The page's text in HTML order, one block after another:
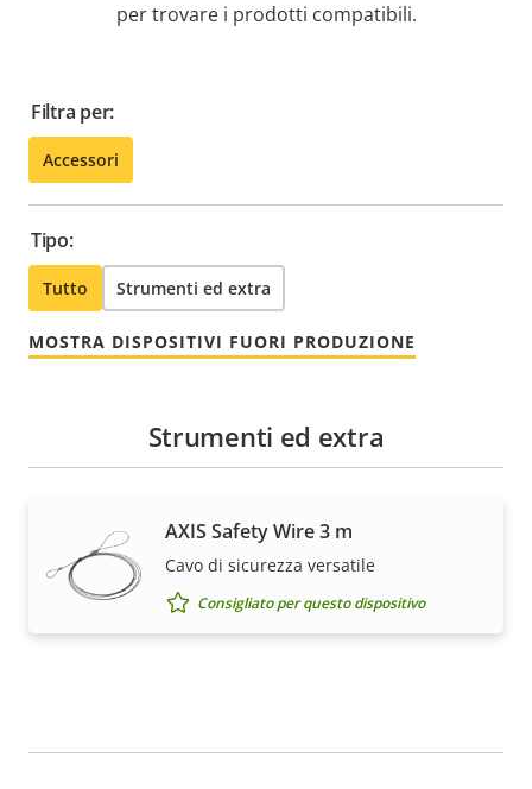
per trovare i prodotti compatibili.
Filtra per:
Accessori
Tipo:
Tutto Strumenti ed extra
MOSTRA DISPOSITIVI FUORI PRODUZIONE
Strumenti ed extra
AXIS Safety Wire 3 m
Cavo di sicurezza versatile
Consigliato per questo dispositivo